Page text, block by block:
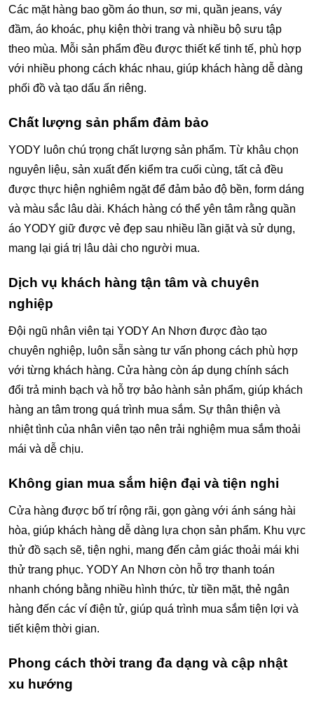
Các mặt hàng bao gồm áo thun, sơ mi, quần jeans, váy
đầm, áo khoác, phụ kiện thời trang và nhiều bộ sưu tập
theo mùa. Mỗi sản phẩm đều được thiết kế tinh tế, phù hợp
với nhiều phong cách khác nhau, giúp khách hàng dễ dàng
phối đồ và tạo dấu ấn riêng.
Chất lượng sản phẩm đảm bảo
YODY luôn chú trọng chất lượng sản phẩm. Từ khâu chọn
nguyên liệu, sản xuất đến kiểm tra cuối cùng, tất cả đều
được thực hiện nghiêm ngặt để đảm bảo độ bền, form dáng
và màu sắc lâu dài. Khách hàng có thể yên tâm rằng quần
áo YODY giữ được vẻ đẹp sau nhiều lần giặt và sử dụng,
mang lại giá trị lâu dài cho người mua.
Dịch vụ khách hàng tận tâm và chuyên
nghiệp
Đội ngũ nhân viên tại YODY An Nhơn được đào tạo
chuyên nghiệp, luôn sẵn sàng tư vấn phong cách phù hợp
với từng khách hàng. Cửa hàng còn áp dụng chính sách
đổi trả minh bạch và hỗ trợ bảo hành sản phẩm, giúp khách
hàng an tâm trong quá trình mua sắm. Sự thân thiện và
nhiệt tình của nhân viên tạo nên trải nghiệm mua sắm thoải
mái và dễ chịu.
Không gian mua sắm hiện đại và tiện nghi
Cửa hàng được bố trí rộng rãi, gọn gàng với ánh sáng hài
hòa, giúp khách hàng dễ dàng lựa chọn sản phẩm. Khu vực
thử đồ sạch sẽ, tiện nghi, mang đến cảm giác thoải mái khi
thử trang phục. YODY An Nhơn còn hỗ trợ thanh toán
nhanh chóng bằng nhiều hình thức, từ tiền mặt, thẻ ngân
hàng đến các ví điện tử, giúp quá trình mua sắm tiện lợi và
tiết kiệm thời gian.
Phong cách thời trang đa dạng và cập nhật
xu hướng